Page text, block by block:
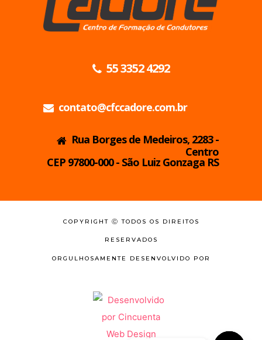
55 3352 4292
contato@cfccadore.com.br
Rua Borges de Medeiros, 2283 -
Centro
CEP 97800-000 - São Luiz Gonzaga RS
COPYRIGHT Ⓒ TODOS OS DIREITOS
RESERVADOS
ORGULHOSAMENTE DESENVOLVIDO POR